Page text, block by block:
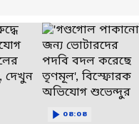
08:08